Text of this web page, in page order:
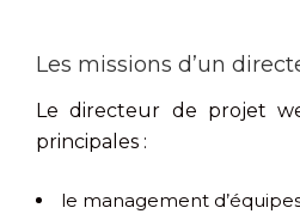
Les missions d’un
Le directeur de projet
principales :
le management